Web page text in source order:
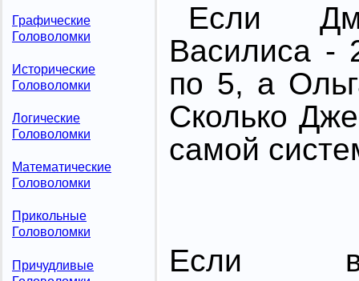
Графические
Головоломки
Исторические
Головоломки
Логические
Головоломки
Математические
Головоломки
Прикольные
Головоломки
Причудливые
Если
Василиса -
по 5, а
Сколько
самой
Если